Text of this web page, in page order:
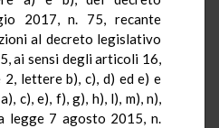
2017, n. 75, recante
al decreto legislativo
ai sensi degli articoli 16,
lettere b), c), d) ed e) e
c), e), f), g), h), l), m), n),
legge 7 agosto 2015, n.